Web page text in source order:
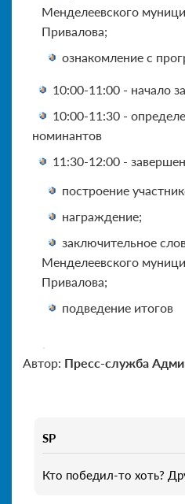
Менделеевского
Привалова;
ознакомление с
10:00-11:00 - начало
10:00-11:30 -
номинантов
11:30-12:00 -
построение
награждение;
заключительное
Менделеевского
Привалова;
подведение итогов
Автор: Пресс-служба
SP
Кто победил-то хоть?